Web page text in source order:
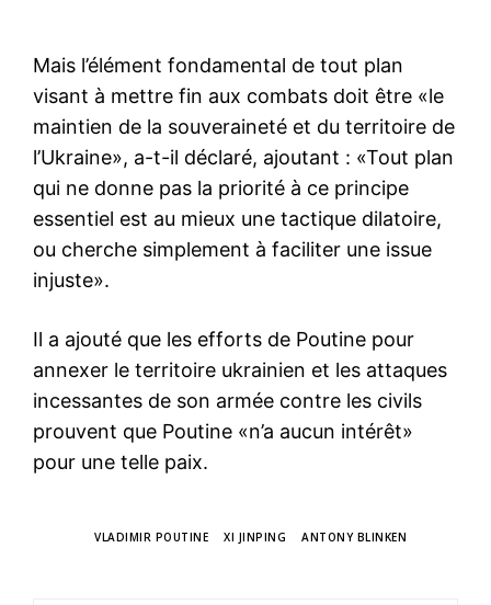
Mais l’élément fondamental de tout plan
visant à mettre fin aux combats doit être «le
maintien de la souveraineté et du territoire de
l’Ukraine», a-t-il déclaré, ajoutant : «Tout plan
qui ne donne pas la priorité à ce principe
essentiel est au mieux une tactique dilatoire,
ou cherche simplement à faciliter une issue
injuste».
Il a ajouté que les efforts de Poutine pour
annexer le territoire ukrainien et les attaques
incessantes de son armée contre les civils
prouvent que Poutine «n’a aucun intérêt»
pour une telle paix.
VLADIMIR POUTINE XI JINPING ANTONY BLINKEN